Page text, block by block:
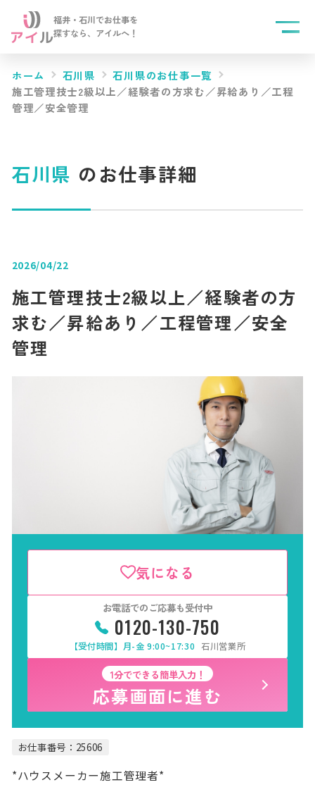
福井・石川でお仕事を
探すなら、 アイルへ！
ホーム 石川県
石川県のお仕事一覧
施工管理技士2級以上／経験者の方求む／昇給あり／工程
管理／安全管理
石川県 のお仕事詳細
2026/04/22
施工管理技士2級以上／経験者の方
求む／昇給あり／工程管理／安全
管理
気になる
お電話でのご応募も受付中
0120-130-750
【受付時間】月-金 9:00~17:30 石川営業所
1分でできる簡単入力！
応募画面に進む
お仕事番号：25606
*ハウスメーカー施工管理者*